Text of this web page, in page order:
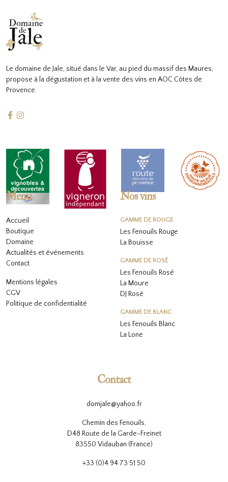
Le domaine de Jale, situé dans le Var, au pied du massif des Maures,
propose à la dégustation et à la vente des vins en AOC Côtes de
Provence.
Menu
Accueil
Boutique
Domaine
Actualités et événements
Contact
Mentions légales
CGV
Politique de confidentialité
Nos vins
GAMME DE ROUGE
Les Fenouils Rouge
La Bouïsse
GAMME DE ROSÉ
Les Fenouils Rosé
La Moure
DJ Rosé
GAMME DE BLANC
Les Fenouils Blanc
La Lone
Contact
domjale@yahoo.fr
Chemin des Fenouils,
D48 Route de la Garde-Freinet
83550 Vidauban (France)
+33 (0)4 94 73 51 50